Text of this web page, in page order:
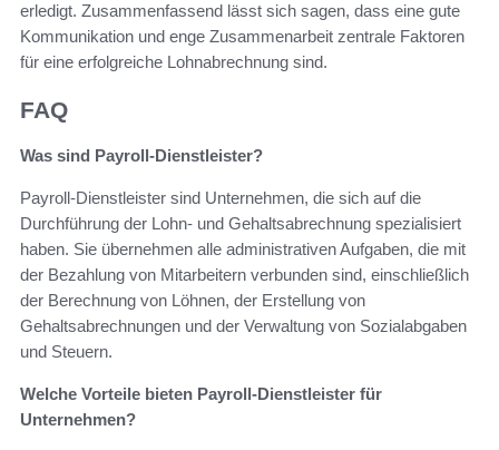
erledigt. Zusammenfassend lässt sich sagen, dass eine gute
Kommunikation und enge Zusammenarbeit zentrale Faktoren
für eine erfolgreiche Lohnabrechnung sind.
FAQ
Was sind Payroll-Dienstleister?
Payroll-Dienstleister sind Unternehmen, die sich auf die
Durchführung der Lohn- und Gehaltsabrechnung spezialisiert
haben. Sie übernehmen alle administrativen Aufgaben, die mit
der Bezahlung von Mitarbeitern verbunden sind, einschließlich
der Berechnung von Löhnen, der Erstellung von
Gehaltsabrechnungen und der Verwaltung von Sozialabgaben
und Steuern.
Welche Vorteile bieten Payroll-Dienstleister für
Unternehmen?